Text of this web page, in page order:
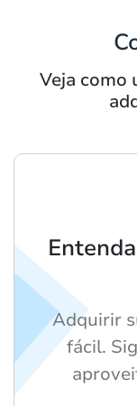
Veja como
Adquirir
fácil.